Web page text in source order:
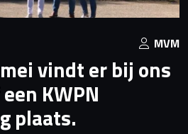
MVM
vindt er bij ons
KWPN
plaats.